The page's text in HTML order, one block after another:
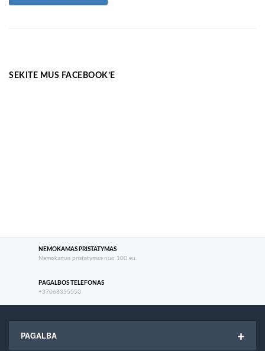
SEKITE MUS FACEBOOK’E
NEMOKAMAS PRISTATYMAS
Nemokamas pristatymas nuo 100 eu.
PAGALBOS TELEFONAS
+37068355550
PAGALBA